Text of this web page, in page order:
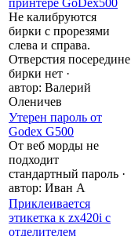
принтере GoDex500
Не калибруются
бирки с прорезями
слева и справа.
Отверстия посередине
бирки нет ·
автор: Валерий
Оленичев
Утерен пароль от
Godex G500
От веб морды не
подходит
стандартный пароль ·
автор: Иван А
Приклеивается
этикетка к zx420i с
отделителем